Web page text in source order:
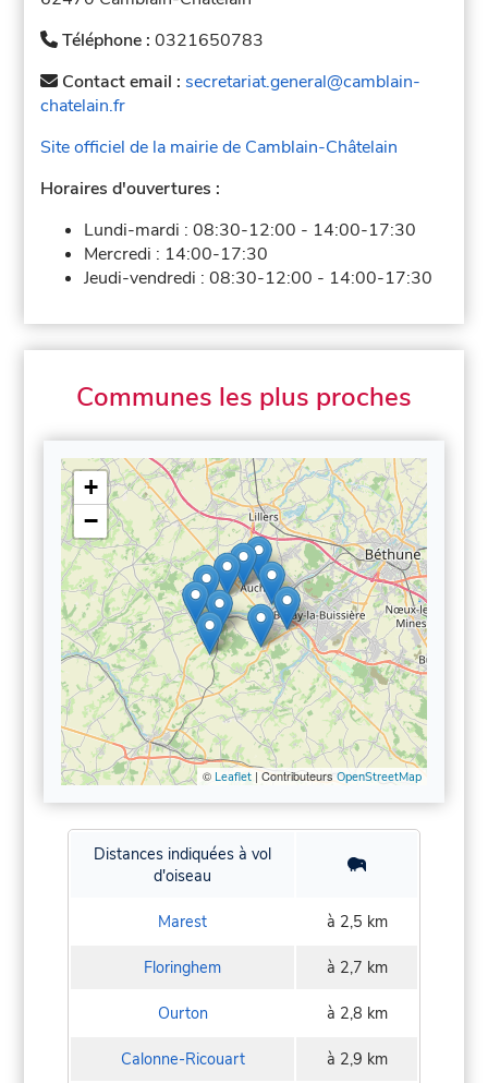
Téléphone :0321650783
Contact email : secretariat.general@camblain-
chatelain.fr
Site officiel de la mairie de Camblain-Châtelain
Horaires d'ouvertures :
Lundi-mardi :08:30-12:00 - 14:00-17:30
Mercredi : 14:00-17:30
Jeudi-vendredi :08:30-12:00 - 14:00-17:30
Communes les plus proches
+
−
© Leaflet| Contributeurs OpenStreetMap
Distances indiquées à vol
d'oiseau
Marest à 2,5 km
Floringhem à 2,7 km
Ourton à 2,8 km
Calonne-Ricouart à 2,9 km